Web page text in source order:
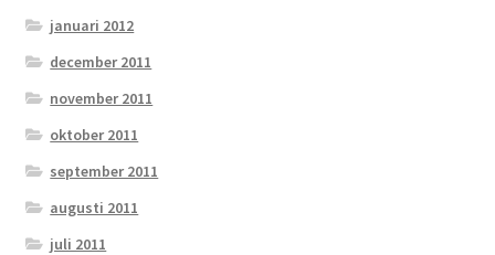
januari 2012
december 2011
november 2011
oktober 2011
september 2011
augusti 2011
juli 2011